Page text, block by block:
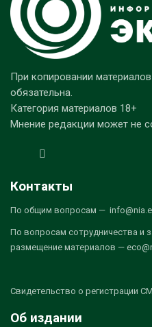
При копировании
обязательна.
Категория материалов 18+
Мнение редакции может не
Контакты
По общим вопросам —
По вопросам сотрудничества и
размещение материалов —
Свидетельство о регистрации
Об издании